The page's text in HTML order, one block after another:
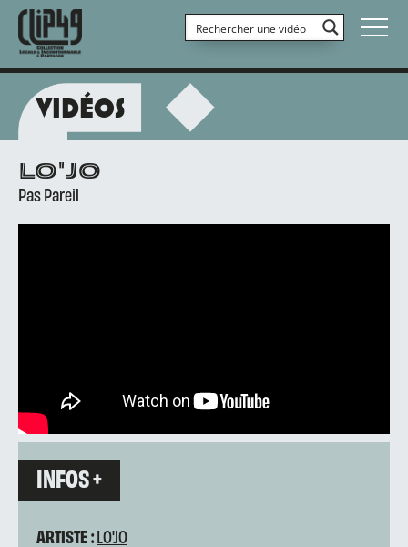
VIDÉOS
LO'JO
Pas Pareil
INFOS +
ARTISTE :LO'JO